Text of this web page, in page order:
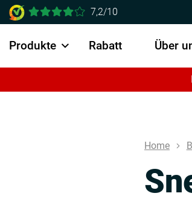
7,2/10
Produkte Rabatt Über
Home